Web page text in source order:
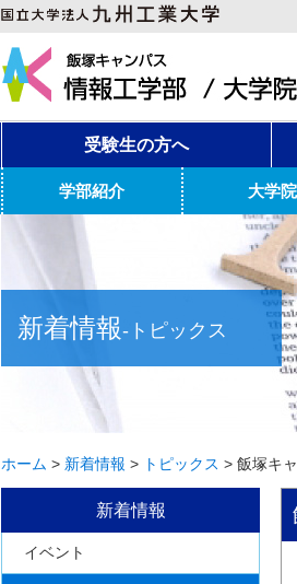
受験生の方へ
学部紹介 大学院
新着情報-トピックス
ホーム > 新着情報 > トピックス >
新着情報
イベント